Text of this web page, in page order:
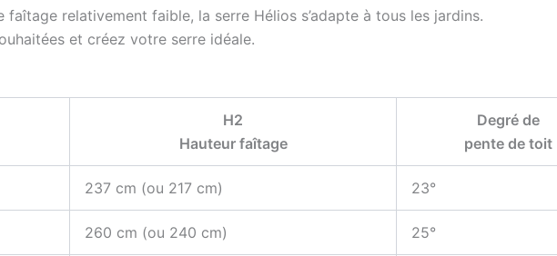
relativement faible, la serre Hélios s’adapte à tous les jardins.
et créez votre serre idéale.
H2
Hauteur faîtage
Degré de
pente de toit
237 cm (ou 217 cm) 23°
260 cm (ou 240 cm) 25°